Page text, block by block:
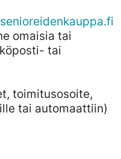
omaisia tai
tai
toimitusosoite,
tai automaattiin)